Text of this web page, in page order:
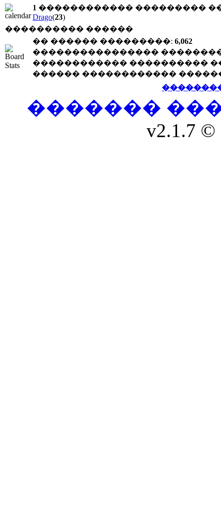
1 ������������ ���������
Drago(23)
���������� ������
�� ������ ���������: 6,062
����������������
������������ ����������
������ ������������
�������
v2.1.7 ©